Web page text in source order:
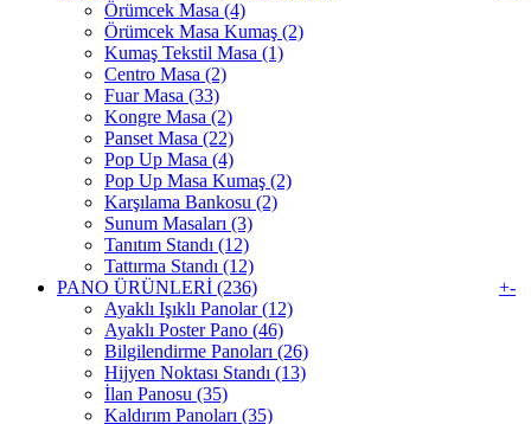
Örümcek Masa (4)
Örümcek Masa Kumaş (2)
Kumaş Tekstil Masa (1)
Centro Masa (2)
Fuar Masa (33)
Kongre Masa (2)
Panset Masa (22)
Pop Up Masa (4)
Pop Up Masa Kumaş (2)
Karşılama Bankosu (2)
Sunum Masaları (3)
Tanıtım Standı (12)
Tattırma Standı (12)
PANO ÜRÜNLERİ (236)
+-
Ayaklı Işıklı Panolar (12)
Ayaklı Poster Pano (46)
Bilgilendirme Panoları (26)
Hijyen Noktası Standı (13)
İlan Panosu (35)
Kaldırım Panoları (35)